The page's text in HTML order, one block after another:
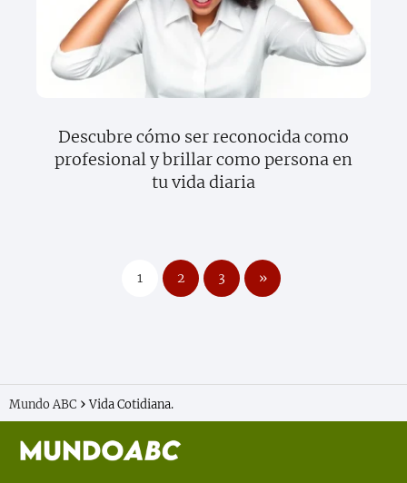
Descubre cómo ser reconocida como
profesional y brillar como persona en
tu vida diaria
1 2 3 »
Mundo ABC Vida Cotidiana.